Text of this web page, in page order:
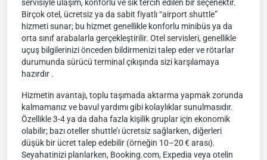
servisiyle ulaşım, konforlu ve sık tercih edilen bir seçenektir.
Birçok otel, ücretsiz ya da sabit fiyatlı “airport shuttle”
hizmeti sunar; bu hizmet genellikle konforlu minibüs ya da
orta sınıf arabalarla gerçekleştirilir. Otel servisleri, genellikle
uçuş bilgilerinizi önceden bildirmenizi talep eder ve rötarlar
durumunda sürücü terminal çıkışında sizi karşılamaya
hazırdır .
Hizmetin avantajı, toplu taşımada aktarma yapmak zorunda
kalmamanız ve bavul yardımı gibi kolaylıklar sunulmasıdır.
Özellikle 3-4 ya da daha fazla kişilik gruplar için ekonomik
olabilir; bazı oteller shuttle’ı ücretsiz sağlarken, diğerleri
düşük bir ücret talep edebilir (örneğin 10–20 € arası).
Seyahatinizi planlarken, Booking.com, Expedia veya otelin